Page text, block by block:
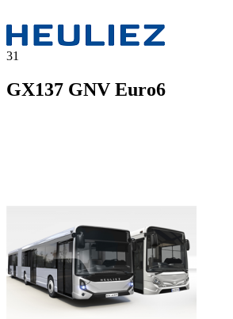
31
GX137 GNV Euro6